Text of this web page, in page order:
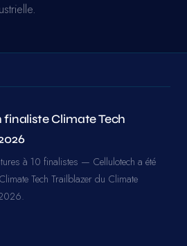
Climate Tech
à 10 finalistes — Cellulotech a été
Tech Trailblazer du Climate